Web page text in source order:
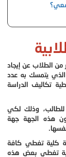
الطلاب عن إيجاد
الذي يتمسك به عدد
تكاليف الدراسة
للطالب، وذلك لكي
هذه الجهة جهة
كلية تغطي كافة
تغطي بعض هذه